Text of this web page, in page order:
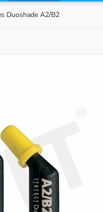
Duoshade A2/B2